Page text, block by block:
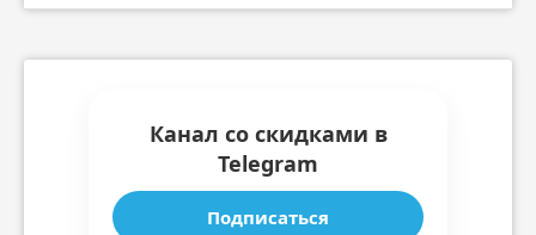
Канал со скидками в
Telegram
Подписаться